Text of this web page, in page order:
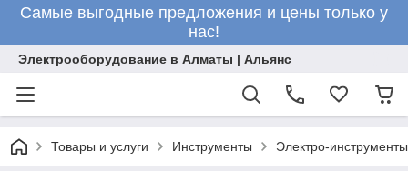
Самые выгодные предложения и цены только у
нас!
Электрооборудование в Алматы | Альянс
Товары и услуги Инструменты Электро-